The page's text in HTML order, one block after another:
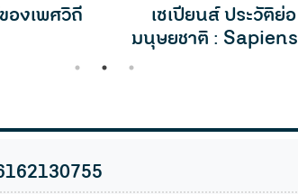
องเพศวิถี
เซเปียนส์ ประวัติย่อ
มนุษยชาติ :
1 2 3